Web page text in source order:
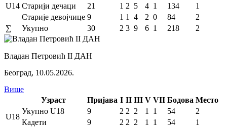
U14 Старији дечаци
21 1 2 5 4 1 134
1
Старије девојчице 9 1 1 4 2 0 84
2
∑
Укупно 30 2 3 9 6 1 218 2
Владан Петровић II ДАН
Београд, 10.05.2026.
Више
Узраст
Пријава I II III V VII Бодова Место
U18
Укупно U18 9 2 2 2 1 1 54
2
Кадети
9 2 2 2 1 1 54 1